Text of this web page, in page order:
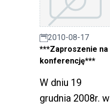
2009. W obecnej
edycji można
składać wnioski
na realizację
projektów
MIKRO i
2010-08-17
***Zaproszenie na
konferencję***
W dniu 19
grudnia 2008r. w